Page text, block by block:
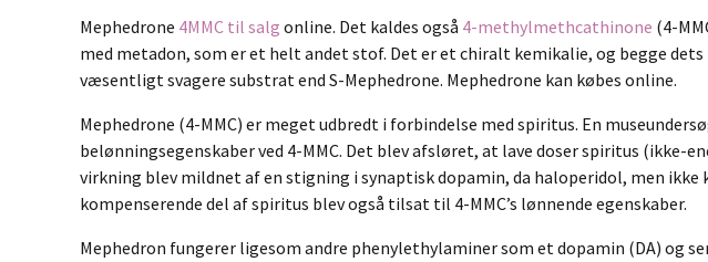
Mephedrone 4MMC til salg online. Det kaldes også 4-methylmethcathinone (4-
med metadon, som er et helt andet stof. Det er et chiralt kemikalie, og begge
væsentligt svagere substrat end S-Mephedrone. Mephedrone kan købes online.
Mephedrone (4-MMC) er meget udbredt i forbindelse med spiritus. En
belønningsegenskaber ved 4-MMC. Det blev afsløret, at lave doser spiritus (ikke-
virkning blev mildnet af en stigning i synaptisk dopamin, da haloperidol, men
kompenserende del af spiritus blev også tilsat til 4-MMC’s lønnende egenskaber.
Mephedron fungerer ligesom andre phenylethylaminer som et dopamin (DA)